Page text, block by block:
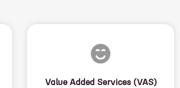
Value Added Services (VAS)